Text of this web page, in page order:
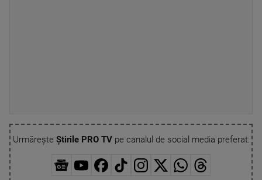
Urmărește Știrile PRO TVpe canalul de social media preferat: